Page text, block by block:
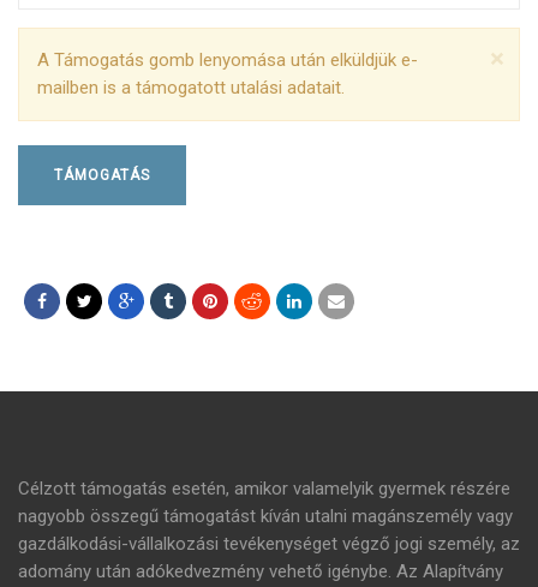
×
A Támogatás gomb lenyomása után elküldjük e-
mailben is a támogatott utalási adatait.
TÁMOGATÁS
Célzott támogatás esetén, amikor valamelyik gyermek részére
nagyobb összegű támogatást kíván utalni magánszemély vagy
gazdálkodási-vállalkozási tevékenységet végző jogi személy, az
adomány után adókedvezmény vehető igénybe. Az Alapítvány